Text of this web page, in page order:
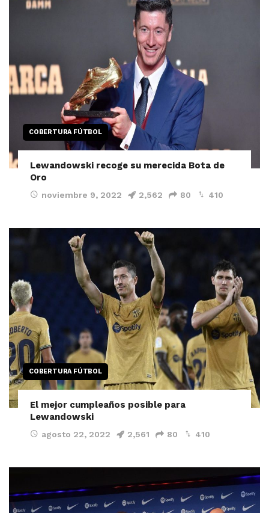
COBERTURA FÚTBOL
Lewandowski recoge su merecida Bota de
Oro
noviembre 9, 2022 2,562 80 410
COBERTURA FÚTBOL
El mejor cumpleaños posible para
Lewandowski
agosto 22, 2022 2,561 80 410